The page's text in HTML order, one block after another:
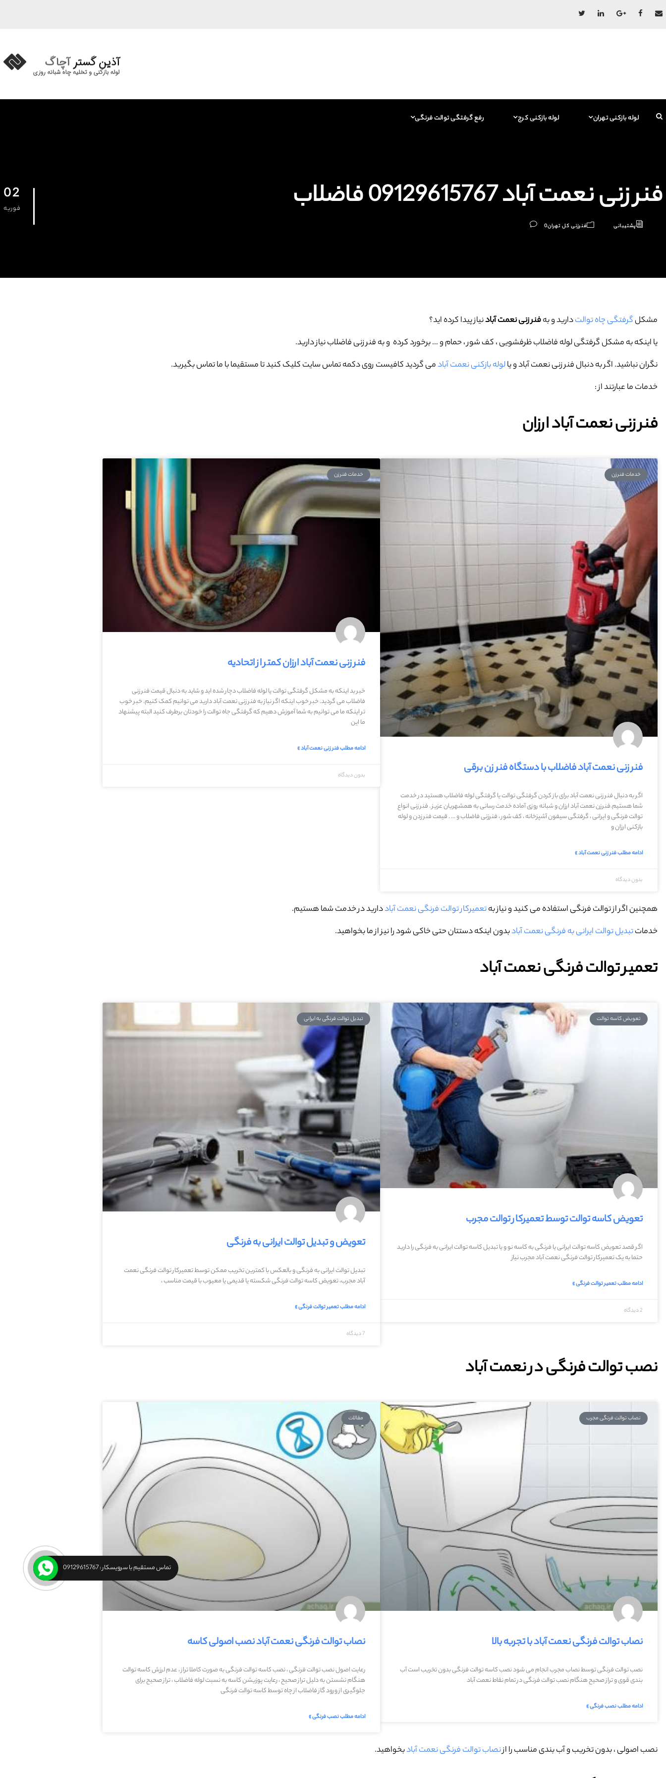
رفع گرفتگی توالت فرنگی لوله بازکنی کرج لوله بازکنی تهران
02
فوریه فنر زنی نعمت آباد 09129615767 فاضلاب
پشتیبانی فنرزنی کل تهران0
مشکلگرفتگی چاه توالتدارید و بهفنر زنی نعمت آبادنیاز پیدا کرده اید؟
یا اینکه به مشکل گرفتگی لوله فاضلاب ظرفشویی ، کف شور ، حمام و … برخورد کرده و به فنر زنی فاضلاب نیاز دارید.
نگران نباشید. اگر به دنبال فنر زنی نعمت آباد و یالوله بازکنی نعمت آبادمی گردید کافیست روی دکمه تماس سایت کلیک کنید تا مستقیما با ما تماس بگیرید.
خدمات ما عبارتند از :
فنر زنی نعمت آباد ارزان
خدمات فنرزن
فنر زنی نعمت آباد فاضلاب با دستگاه فنر زن برقی
اگر به دنبال فنر زنی نعمت آباد برای باز کردن گرفتگی توالت یا گرفتگی لوله فاضلاب هستید در خدمت
شما هستیم.فنرزن نعمت آباد ارزان و شبانه روزی آماده خدمت رسانی به همشهریان عزیز . فنر زنی انواع
توالت فرنگی و ایرانی ، گرفتگی سیفون آشپزخانه ، کف شور ، فنرزنی فاضلاب و … . قیمت فنر زدن و لوله
بازکنی ارزان و
ادامه مطلب فنر زنی نعمت آباد »
بدون دیدگاه
خدمات فنرزن
فنر زنی نعمت آباد ارزان کمتر از اتحادیه
خبر بد اینکه به مشکل گرفتگی توالت یا لوله فاضلاب دچار شده اید و شاید به دنبال قیمت فنر زنی
فاضلاب می گردید. خبر خوب اینکه اگر نیاز به فنر زنی نعمت آباد دارید می توانیم کمک کنیم. خبر خوب
تر اینکه ما می توانیم به شما آموزش دهیم که گرفتگی جاه توالت را خودتان برطرف کنید البته پیشنهاد
ما این
ادامه مطلب فنر زنی نعمت آباد »
بدون دیدگاه
همچنین اگر از توالت فرنگی استفاده می کنید و نیاز بهتعمیرکار توالت فرنگی نعمت آباددارید در خدمت شما هستیم.
خدماتتبدیل توالت ایرانی به فرنگی نعمت آبادبدون اینکه دستتان حتی خاکی شود را نیز از ما بخواهید.
تعمیر توالت فرنگی نعمت آباد
تعویض کاسه توالت
تعویض کاسه توالت توسط تعمیرکار توالت مجرب
اگر قصد تعویض کاسه توالت ایرانی یا فرنگی به کاسه نو و یا تبدیل کاسه توالت ایرانی به فرنگی را دارید
حتما به یک تعمیرکار توالت فرنگی نعمت آباد مجرب نیاز
ادامه مطلب تعمیر توالت فرنگی »
2 دیدگاه
تبدیل توالت فرنگی به ایرانی
تعویض و تبدیل توالت ایرانی به فرنگی
تبدیل توالت ایرانی به فرنگی و بالعکس با کمترین تخریب ممکن توسط تعمیرکار توالت فرنگی نعمت
آباد مجرب، تعویض کاسه توالت فرنگی شکسته یا قدیمی یا معیوب با قیمت مناسب ،
ادامه مطلب تعمیر توالت فرنگی »
7 دیدگاه
نصب توالت فرنگی در نعمت آباد
نصاب توالت فرنگی مجرب
نصاب توالت فرنگی نعمت آباد با تجربه بالا
نصب توالت فرنگی توسط نصاب مجرب انجام می شود نصب کاسه توالت فرنگی بدون تخریب است آب
بندی قوی و تراز صحیح هنگام نصب توالت فرنگی در تمام نقاط نعمت آباد
ادامه مطلب نصب فرنگی »
مقالات
نصاب توالت فرنگی نعمت آباد نصب اصولی کاسه
رعایت اصول نصب توالت فرنگی ، نصب کاسه توالت فرنگی به صورت کاملا تراز ، عدم لرزش کاسه توالت
هنگام نشستن به دلیل تراز صحیح ، رعایت پوزیشن کاسه به نسبت لوله فاضلاب ، تراز صحیح برای
جلوگیری از ورود گاز فاضلاب از چاه توسط کاسه توالت فرنگی
ادامه مطلب نصب فرنگی »
نصب اصولی ، بدون تخریب و آب بندی مناسب را ازنصاب توالت فرنگی نعمت آبادبخواهید.
تماس مستقیم با سرویسکار : 09129615767